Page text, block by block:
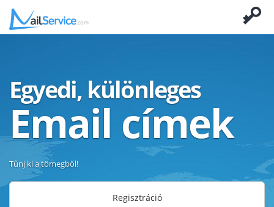
Egyedi, különleges
Email címek
Tűnj ki a tömegből!
Regisztráció